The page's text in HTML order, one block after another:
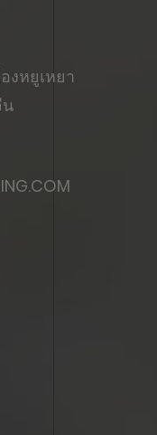
งหยูเหยา
น